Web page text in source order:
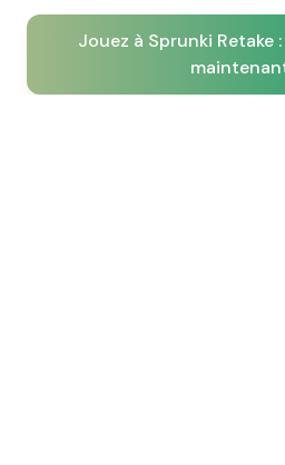
Jouez à Sprunki Retake